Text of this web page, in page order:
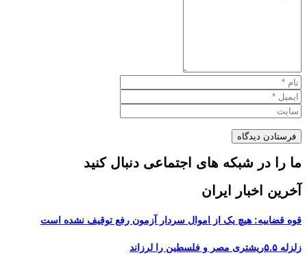
ما را در شبکه های اجتماعی دنبال کنید
آخرین اخبار ایران
قوه قضاییه: هیچ یک از اموال سردار آزمون رفع توقیف نشده است
زلزله ۵.۵ریشتری مصر و فلسطین را لرزاند